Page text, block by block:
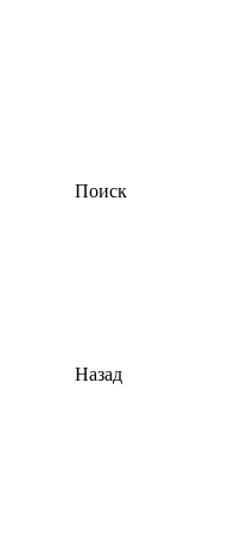
Поиск
Назад